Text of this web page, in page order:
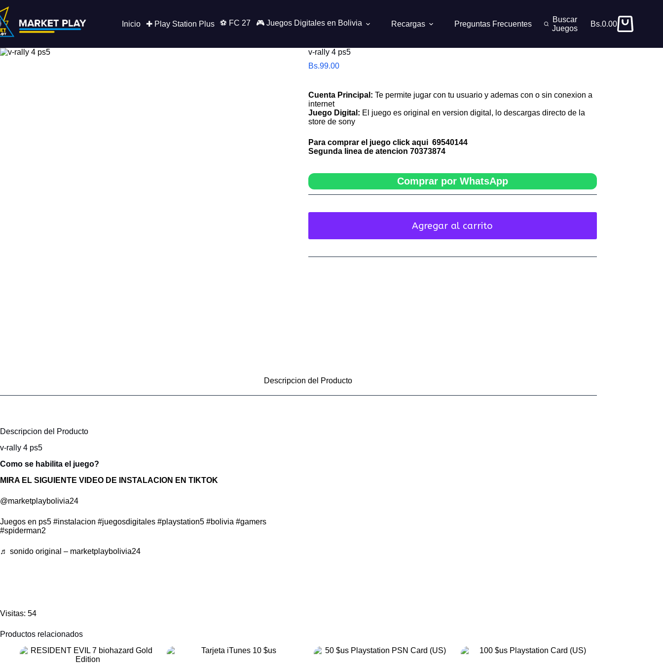
al
contenido
Inicio ✚ Play Station Plus ⚽ FC 27 🎮 Juegos Digitales en Bolivia Recargas Preguntas Frecuentes
Buscar
Juegos
Carro
Bs.0.00
v-rally 4 ps5
Bs.99.00
Cuenta Principal: Te permite jugar con tu usuario y ademas con o sin conexion a
internet
Juego Digital: El juego es original en version digital, lo descargas directo de la
store de sony
Para comprar el juego click aqui 69540144
Segunda linea de atencion 70373874
Comprar por WhatsApp
Agregar al carrito
Descripcion del Producto
Descripcion del Producto
v-rally 4 ps5
Como se habilita el juego?
MIRA EL SIGUIENTE VIDEO DE INSTALACION EN TIKTOK
@marketplaybolivia24
Juegos en ps5 #instalacion #juegosdigitales #playstation5 #bolivia #gamers
#spiderman2
♬ sonido original – marketplaybolivia24
Visitas: 54
Productos relacionados